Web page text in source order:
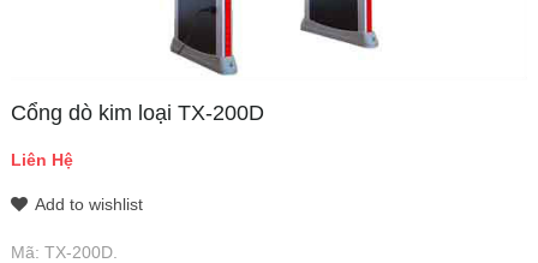
Cổng dò kim loại TX-200D
Liên Hệ
Add to wishlist
Mã: TX-200D